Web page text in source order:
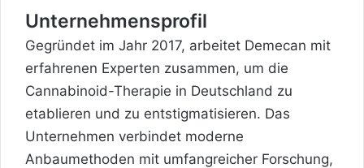
Unternehmensprofil
Gegründet im Jahr 2017, arbeitet Demecan mit
erfahrenen Experten zusammen, um die
Cannabinoid-Therapie in Deutschland zu
etablieren und zu entstigmatisieren. Das
Unternehmen verbindet moderne
Anbaumethoden mit umfangreicher Forschung,